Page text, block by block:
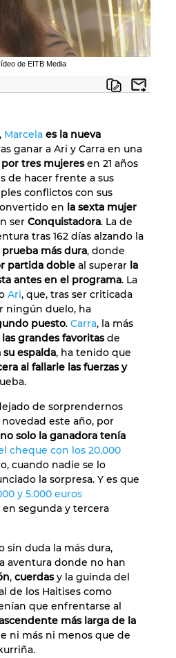
de EITB Media
Marcela es la nueva
ganar a Ari y Carra en una
tres mujeresen 21 años
de hacer frente a sus
conflictos con sus
en la sexta mujer
ser Conquistadora. La de
tras 162 días alzando la
más dura, donde
partida doble al superar la
antes en el programa. La
Ari, que, tras ser criticada
ningún duelo, ha
puesto. Carra, la más
grandes favoritasde
espalda, ha tenido que
al fallarle las fuerzas y
de sorprendernos
este año, por
no solo la ganadora tenía
cheque con los 20.000
cuando nadie se lo
la sorpresa. Y es que
y 5.000 euros
segunda y tercera
sin duda la más dura,
aventura donde no han
, cuerdasy la guinda del
de los Haitises como
que enfrentarse al
más larga de la
ni más ni menos que de